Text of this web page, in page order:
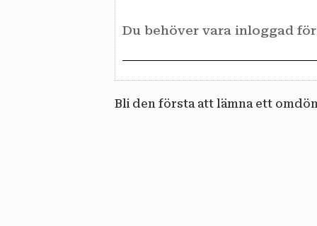
Bli den första att lämna ett